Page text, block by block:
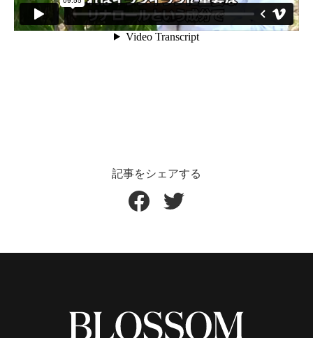
記事をシェアする